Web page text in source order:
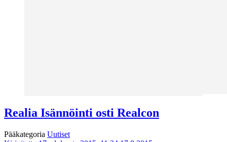
Realia Isännöinti osti Realcon
Pääkategoria Uutiset